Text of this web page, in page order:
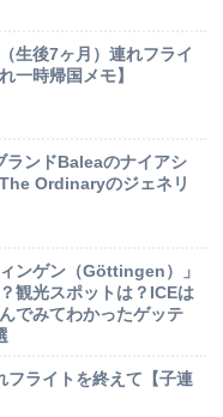
生後7ヶ月）連れフライ
一時帰国メモ】
ランドBaleaのナイアシ
Ordinaryのジェネリ
ンゲン（Göttingen）」
観光スポットは？ICEは
でみてわかったゲッテ
フライトを終えて【子連